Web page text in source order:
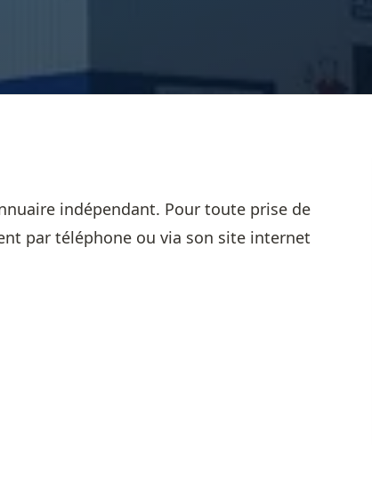
indépendant. Pour toute prise de
par téléphone ou via son site internet